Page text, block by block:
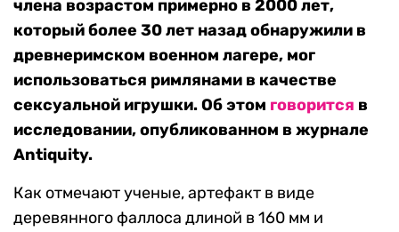
члена возрастом примерно в 2000 лет,
который более 30 лет назад обнаружили в
древнеримском военном лагере, мог
использоваться римлянами в качестве
сексуальной игрушки. Об этом говорится в
исследовании, опубликованном в журнале
Antiquity.
Как отмечают ученые, артефакт в виде
деревянного фаллоса длиной в 160 мм и